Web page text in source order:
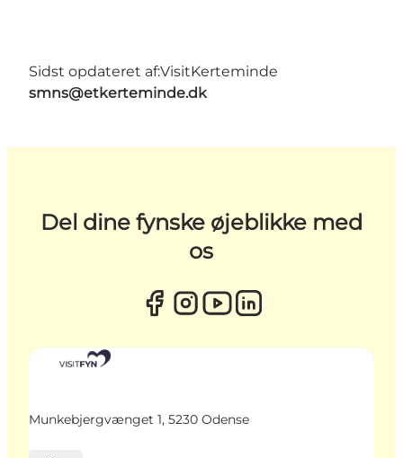
Sidst opdateret af:VisitKerteminde
smns@etkerteminde.dk
Del dine fynske øjeblikke med
os
Munkebjergvænget 1, 5230 Odense